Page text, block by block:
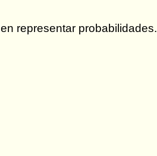
representar probabilidades.